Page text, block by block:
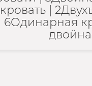
кровать
6Одинарная